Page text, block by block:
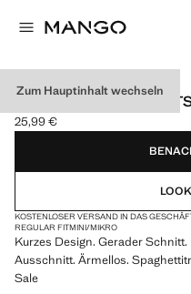
Zum Hauptinhalt wechseln
MINIKLEID MIT
Aktueller Preis [25,99 € ]
25,99 €
Wählen Sie eine Farbe
KOSTENLOSER VERSAND IN DAS
REGULAR FITMINI/MIKRO
Kurzes Design. Gerader
Ausschnitt. Ärmellos.
Sale